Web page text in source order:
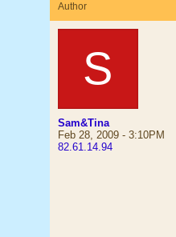
Author
S
Sam&Tina
Feb 28, 2009 - 3:10PM
82.61.14.94